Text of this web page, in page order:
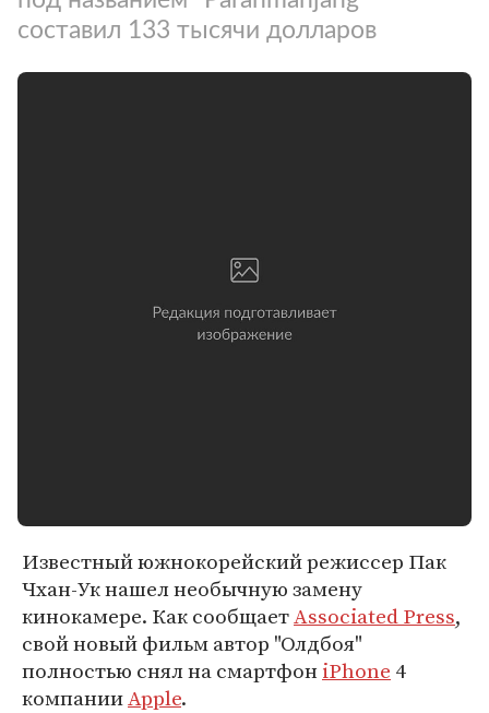
составил 133 тысячи долларов
Известный южнокорейский режиссер Пак
Чхан-Ук нашел необычную замену
кинокамере. Как сообщаетAssociated Press,
свой новый фильм автор "Олдбоя"
полностью снял на смартфонiPhone 4
компанииApple.